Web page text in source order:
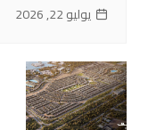
يوليو 22, 2026